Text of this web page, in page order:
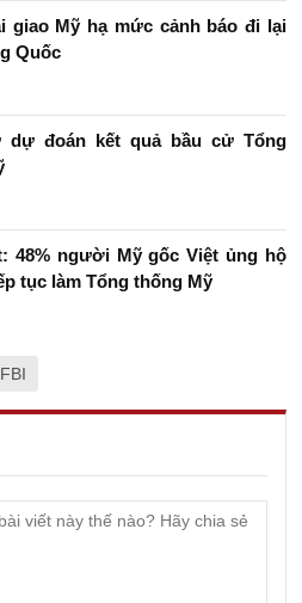
giao Mỹ hạ mức cảnh báo đi lại
Quốc
dự đoán kết quả bầu cử Tổng
48% người Mỹ gốc Việt ủng hộ
tục làm Tổng thống Mỹ
FBI